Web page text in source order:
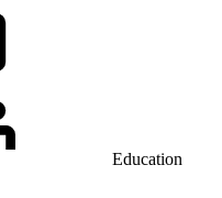
Education